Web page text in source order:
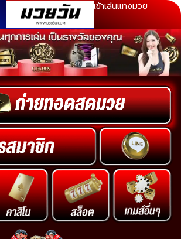
เข้าเล่นแทงมวย